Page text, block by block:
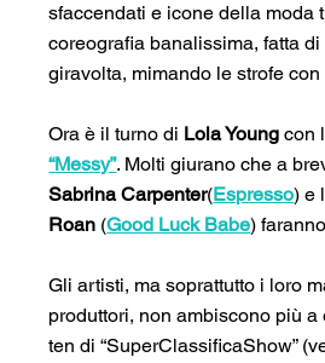
sfaccendati e icone della moda
coreografia banalissima, fatta
giravolta, mimando le strofe
Ora è il turno di Lola Young con
“Messy”. Molti giurano che a
Sabrina Carpenter(Espresso) e
Roan (Good Luck Babe)
Gli artisti, ma soprattutto i loro
produttori, non ambiscono più
ten di “SuperClassificaShow”